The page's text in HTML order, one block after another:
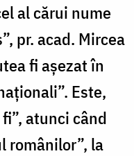
al cărui nume
pr. acad. Mircea
fi așezat în
Este,
atunci când
românilor”, la